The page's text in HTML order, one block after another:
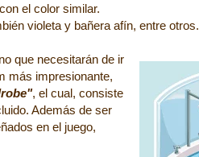
el color similar.
violeta y bañera afín, entre otros.
que necesitarán de ir
más impresionante,
, el cual, consiste
Además de ser
en el juego,